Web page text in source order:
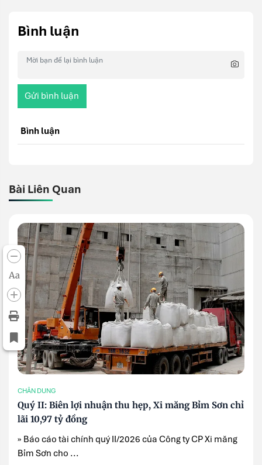
Aa
Bình luận
Gửi bình luận
Bình luận
Bài Liên Quan
CHÂN DUNG
Quý II: Biên lợi nhuận thu hẹp, Xi măng Bỉm Sơn chỉ
lãi 10,97 tỷ đồng
» Báo cáo tài chính quý II/2026 của Công ty CP Xi măng
Bỉm Sơn cho ...